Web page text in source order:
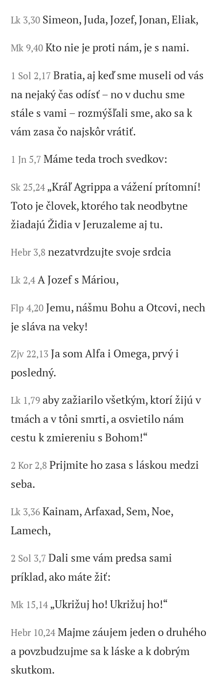
Lk 3,30 Simeon, Juda, Jozef, Jonan, Eliak,
Mk 9,40 Kto nie je proti nám, je s nami.
1 Sol 2,17 Bratia, aj keď sme museli od vás
na nejaký čas odísť – no v duchu sme
stále s vami – rozmýšľali sme, ako sa k
vám zasa čo najskôr vrátiť.
1 Jn 5,7 Máme teda troch svedkov:
Sk 25,24 „Kráľ Agrippa a vážení prítomní!
Toto je človek, ktorého tak neodbytne
žiadajú Židia v Jeruzaleme aj tu.
Hebr 3,8 nezatvrdzujte svoje srdcia
Lk 2,4 A Jozef s Máriou,
Flp 4,20 Jemu, nášmu Bohu a Otcovi, nech
je sláva na veky!
Zjv 22,13 Ja som Alfa i Omega, prvý i
posledný.
Lk 1,79 aby zažiarilo všetkým, ktorí žijú v
tmách a v tôni smrti, a osvietilo nám
cestu k zmiereniu s Bohom!“
2 Kor 2,8 Prijmite ho zasa s láskou medzi
seba.
Lk 3,36 Kainam, Arfaxad, Sem, Noe,
Lamech,
2 Sol 3,7 Dali sme vám predsa sami
príklad, ako máte žiť:
Mk 15,14 „Ukrižuj ho! Ukrižuj ho!“
Hebr 10,24 Majme záujem jeden o druhého
a povzbudzujme sa k láske a k dobrým
skutkom.